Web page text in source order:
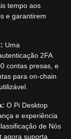
tempo aos
e garantirem
Uma
2FA
contas presas, e
para on-chain
O Pi Desktop
e experiência
de Nós
agora suporta